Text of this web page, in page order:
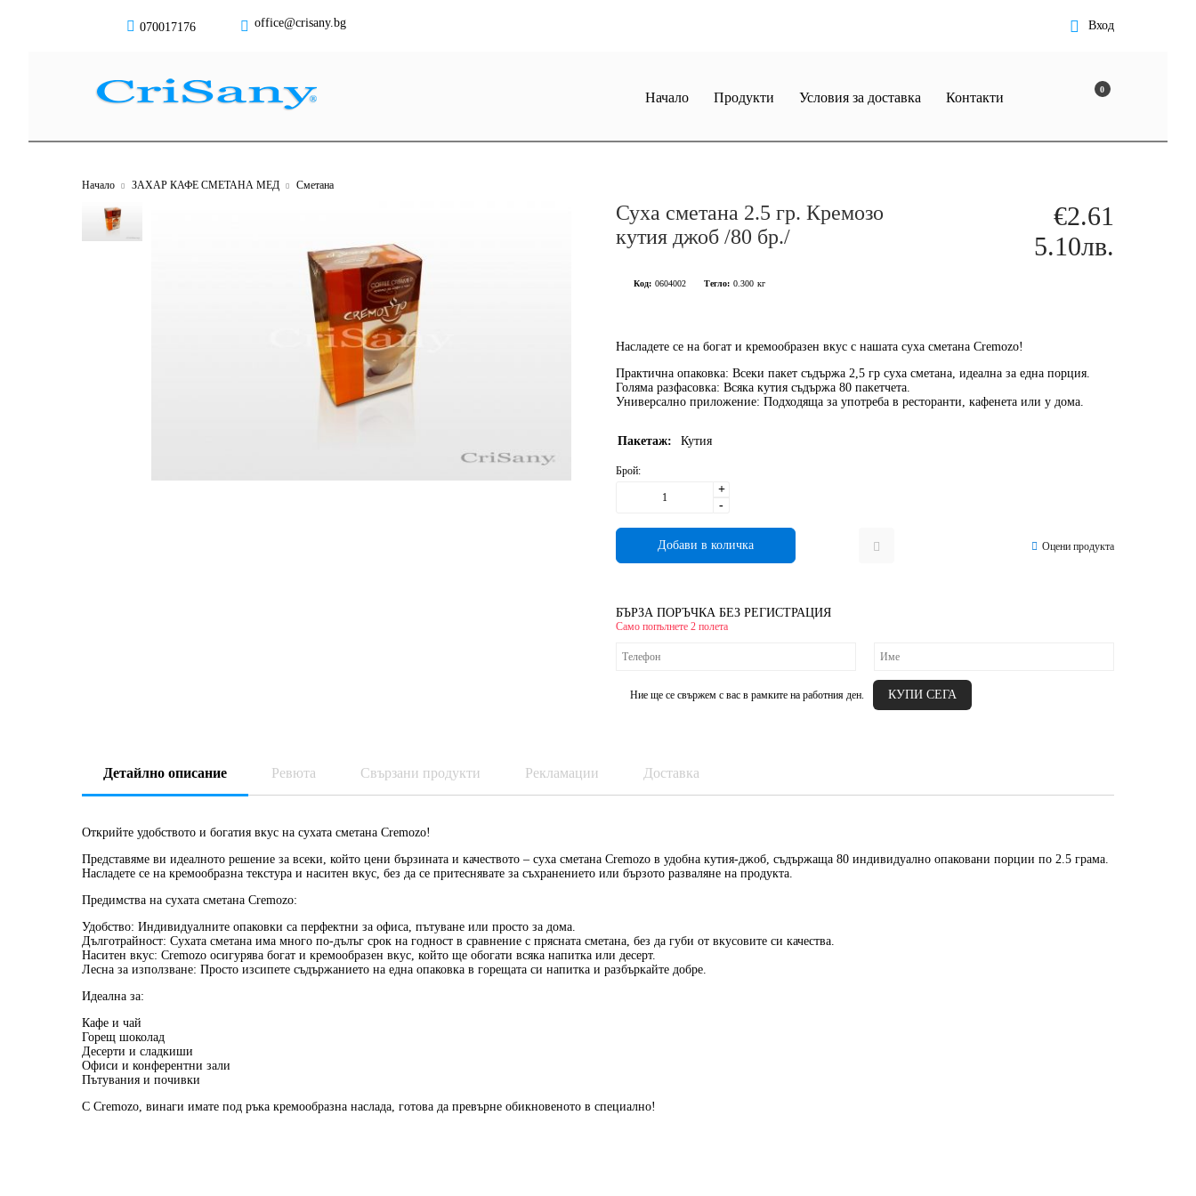
070017176 office@crisany.bg Вход
0
Начало Продукти Условия за доставка Контакти
Начало ЗАХАР КАФЕ СМЕТАНА МЕД Сметана
Суха сметана 2.5 гр. Кремозо
кутия джоб /80 бр./
€2.61
5.10лв.
Код: 0604002 Тегло: 0.300 кг
Насладете се на богат и кремообразен вкус с нашата суха сметана Cremozo!
Практична опаковка: Всеки пакет съдържа 2,5 гр суха сметана, идеална за една порция.
Голяма разфасовка: Всяка кутия съдържа 80 пакетчета.
Универсално приложение: Подходяща за употреба в ресторанти, кафенета или у дома.
Пакетаж: Кутия
Брой:
+
-
Оцени продукта
БЪРЗА ПОРЪЧКА БЕЗ РЕГИСТРАЦИЯ
Само попълнете 2 полета
Ние ще се свържем с вас в рамките на работния ден.
Детайлно описание Ревюта Свързани продукти Рекламации Доставка
Открийте удобството и богатия вкус на сухата сметана Cremozo!
Представяме ви идеалното решение за всеки, който цени бързината и качеството – суха сметана Cremozo в удобна кутия-джоб, съдържаща 80 индивидуално опаковани порции по 2.5 грама.
Насладете се на кремообразна текстура и наситен вкус, без да се притеснявате за съхранението или бързото разваляне на продукта.
Предимства на сухата сметана Cremozo:
Удобство: Индивидуалните опаковки са перфектни за офиса, пътуване или просто за дома.
Дълготрайност: Сухата сметана има много по-дълъг срок на годност в сравнение с прясната сметана, без да губи от вкусовите си качества.
Наситен вкус: Cremozo осигурява богат и кремообразен вкус, който ще обогати всяка напитка или десерт.
Лесна за използване: Просто изсипете съдържанието на една опаковка в горещата си напитка и разбъркайте добре.
Идеална за:
Кафе и чай
Горещ шоколад
Десерти и сладкиши
Офиси и конферентни зали
Пътувания и почивки
С Cremozo, винаги имате под ръка кремообразна наслада, готова да превърне обикновеното в специално!